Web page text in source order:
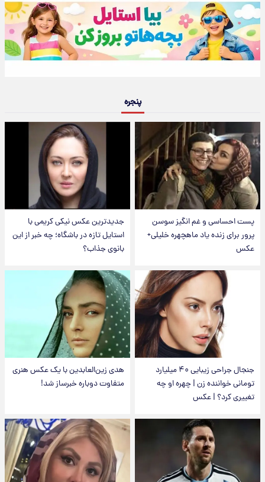
پنجره
پست احساسی و غم انگیز سوسن
پرور برای زنده یاد ماهچهره خلیلی+
عکس
جدیدترین عکس نیکی کریمی با
استایل تازه در باشگاه؛ چه خبر از این
بانوی جذاب؟
جنجال جراحی زیبایی ۴۰ میلیارد
تومانی خواننده زن | چهره او چه
تغییری کرد؟ | عکس
هدی زین‌العابدین با یک عکس هنری
متفاوت دوباره خبرساز شد!